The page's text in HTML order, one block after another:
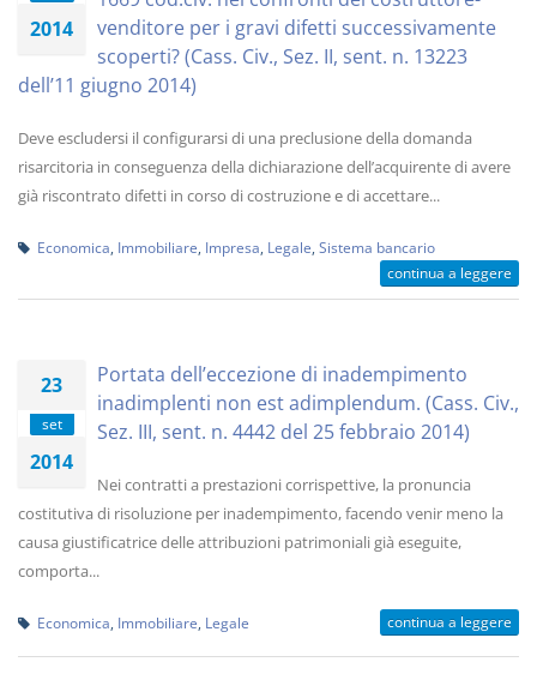
2014
venditore per i gravi difetti successivamente
scoperti? (Cass. Civ., Sez. II, sent. n. 13223
dell’11 giugno 2014)
Deve escludersi il configurarsi di una preclusione della domanda
risarcitoria in conseguenza della dichiarazione dell’acquirente di avere
già riscontrato difetti in corso di costruzione e di accettare...
Economica Immobiliare Impresa Legale Sistema bancario
continua a leggere
23
set
2014
Portata dell’eccezione di inadempimento
inadimplenti non est adimplendum. (Cass. Civ.,
Sez. III, sent. n. 4442 del 25 febbraio 2014)
Nei contratti a prestazioni corrispettive, la pronuncia
costitutiva di risoluzione per inadempimento, facendo venir meno la
causa giustificatrice delle attribuzioni patrimoniali già eseguite,
comporta...
Economica Immobiliare Legale continua a leggere